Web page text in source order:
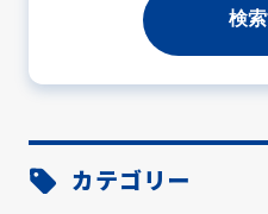
カテゴリー